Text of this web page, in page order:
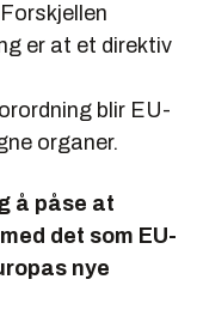
er at et direktiv
blir EU-
organer.
å påse at
det som EU-
nye